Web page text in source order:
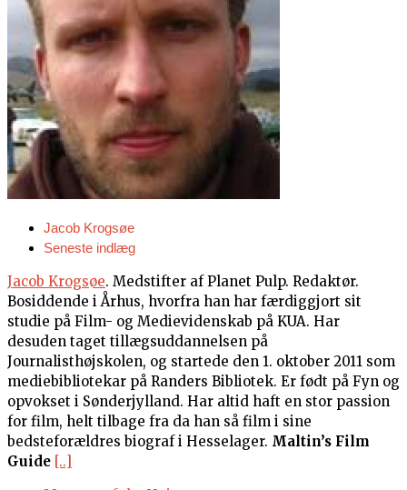
Jacob Krogsøe
Seneste indlæg
Jacob Krogsøe. Medstifter af Planet Pulp. Redaktør.
Bosiddende i Århus, hvorfra han har færdiggjort sit
studie på Film- og Medievidenskab på KUA. Har
desuden taget tillægsuddannelsen på
Journalisthøjskolen, og startede den 1. oktober 2011 som
mediebibliotekar på Randers Bibliotek. Er født på Fyn og
opvokset i Sønderjylland. Har altid haft en stor passion
for film, helt tilbage fra da han så film i sine
bedsteforældres biograf i Hesselager. Maltin’s Film
Guide [..]